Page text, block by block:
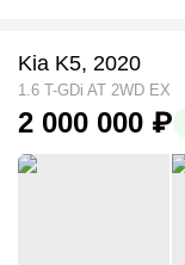
Kia K5, 2020
1.6 T-GDi AT 2WD EX
2 000 000 ₽